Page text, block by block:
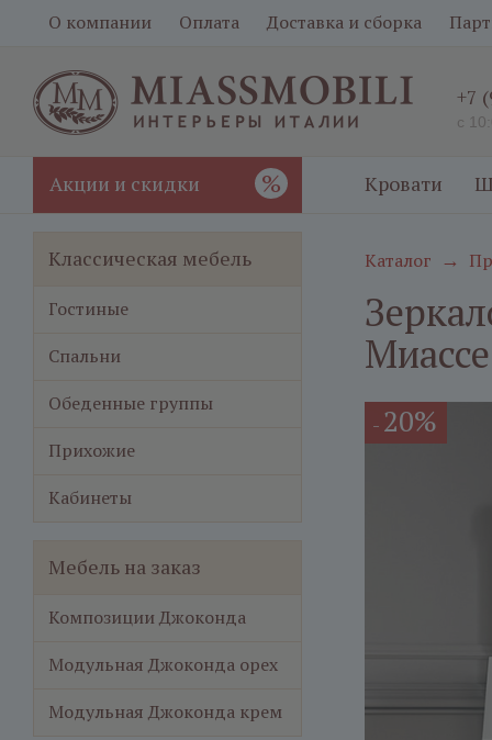
О компании Оплата Доставка и сборка
+7
с
Акции и скидки % Кровати
Каталог →
Миассе
- 20%
Классическая мебель
Гостиные
Спальни
Обеденные группы
Прихожие
Кабинеты
Мебель на заказ
Композиции Джоконда
Модульная Джоконда орех
Модульная Джоконда крем